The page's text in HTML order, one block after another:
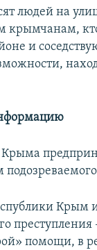
людей на
крымчанам,
и
Крыма
Крым
преступления
помощи, в